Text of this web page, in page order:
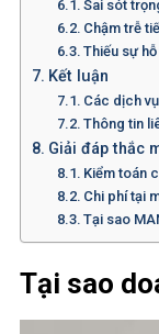
Sai sót
Chậm trễ
Thiếu sự
Kết luận
Các dịch
Thông tin
Giải đáp thắc
Kiểm toán
Chi phí tại
Tại sao
Tại sao